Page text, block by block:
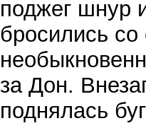
поджег шнур
бросились со
за Дон.
поднялась